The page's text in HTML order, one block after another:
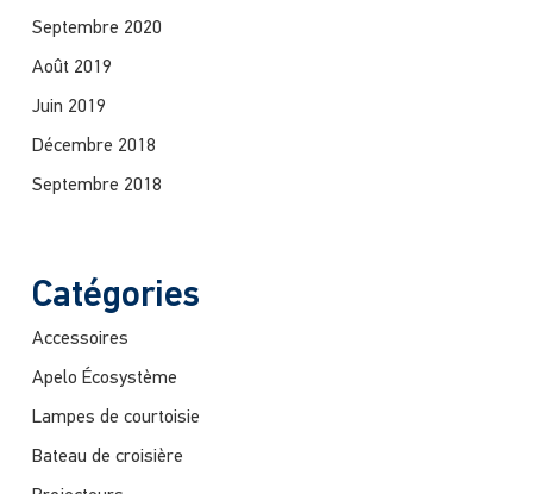
Septembre 2020
Août 2019
Juin 2019
Décembre 2018
Septembre 2018
Catégories
Accessoires
Apelo Écosystème
Lampes de courtoisie
Bateau de croisière